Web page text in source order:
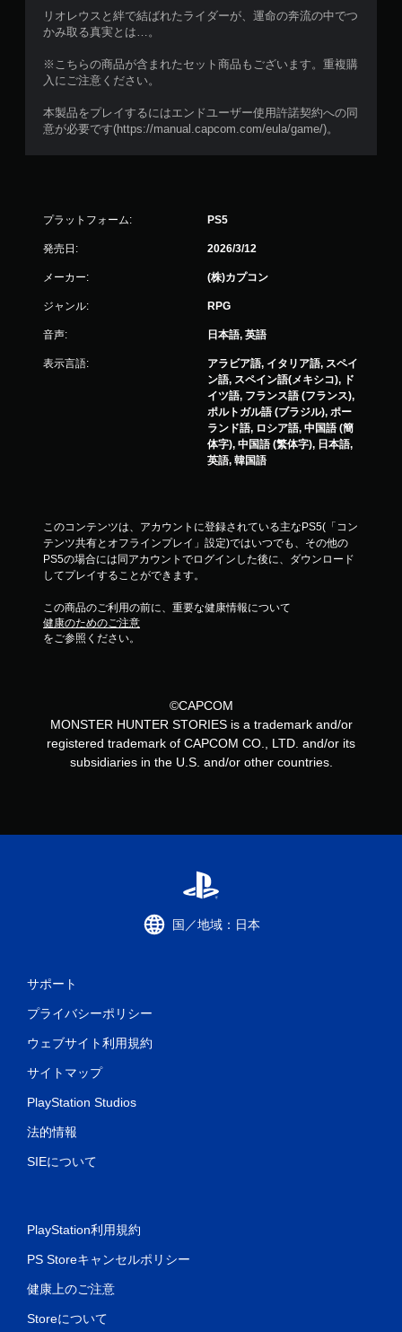
リオレウスと絆で結ばれたライダーが、運命の奔流の中でつ
かみ取る真実とは…。
※こちらの商品が含まれたセット商品もございます。重複購
入にご注意ください。
本製品をプレイするにはエンドユーザー使用許諾契約への同
意が必要です(https://manual.capcom.com/eula/game/)。
プラットフォーム: PS5
発売日: 2026/3/12
メーカー: (株)カプコン
ジャンル: RPG
音声: 日本語, 英語
表示言語:
アラビア語, イタリア語, スペイ
ン語, スペイン語(メキシコ), ド
イツ語, フランス語 (フランス),
ポルトガル語 (ブラジル), ポー
ランド語, ロシア語, 中国語 (簡
体字), 中国語 (繁体字), 日本語,
英語, 韓国語
このコンテンツは、アカウントに登録されている主なPS5(「コン
テンツ共有とオフラインプレイ」設定)ではいつでも、その他の
PS5の場合には同アカウントでログインした後に、ダウンロード
してプレイすることができます。
この商品のご利用の前に、重要な健康情報について
健康のためのご注意
をご参照ください。
©CAPCOM
MONSTER HUNTER STORIES is a trademark and/or
registered trademark of CAPCOM CO., LTD. and/or its
subsidiaries in the U.S. and/or other countries.
国／地域：日本
サポート
プライバシーポリシー
ウェブサイト利用規約
サイトマップ
PlayStation Studios
法的情報
SIEについて
PlayStation利用規約
PS Storeキャンセルポリシー
健康上のご注意
Storeについて